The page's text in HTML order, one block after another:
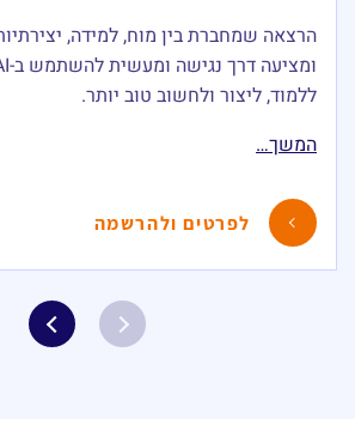
הרצאה שמחברת בין מוח, למידה,
ללמוד, ליצור ולחשוב טוב יותר.
המשך…
לפרטים ולהרשמה